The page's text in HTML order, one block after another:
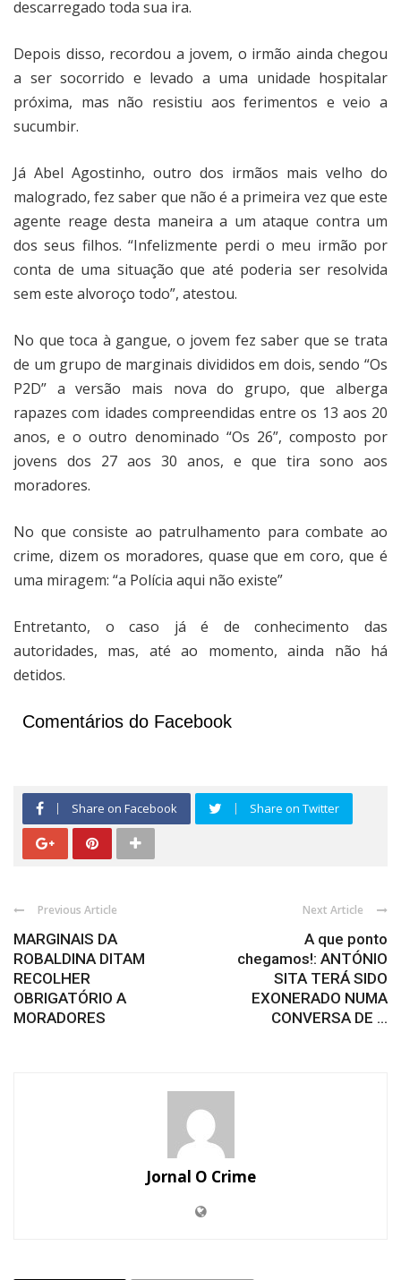
descarregado toda sua ira.
Depois disso, recordou a jovem, o irmão ainda chegou
a ser socorrido e levado a uma unidade hospitalar
próxima, mas não resistiu aos ferimentos e veio a
sucumbir.
Já Abel Agostinho, outro dos irmãos mais velho do
malogrado, fez saber que não é a primeira vez que este
agente reage desta maneira a um ataque contra um
dos seus filhos. “Infelizmente perdi o meu irmão por
conta de uma situação que até poderia ser resolvida
sem este alvoroço todo”, atestou.
No que toca à gangue, o jovem fez saber que se trata
de um grupo de marginais divididos em dois, sendo “Os
P2D” a versão mais nova do grupo, que alberga
rapazes com idades compreendidas entre os 13 aos 20
anos, e o outro denominado “Os 26”, composto por
jovens dos 27 aos 30 anos, e que tira sono aos
moradores.
No que consiste ao patrulhamento para combate ao
crime, dizem os moradores, quase que em coro, que é
uma miragem: “a Polícia aqui não existe”
Entretanto, o caso já é de conhecimento das
autoridades, mas, até ao momento, ainda não há
detidos.
Comentários do Facebook
Share on Facebook Share on Twitter
Previous Article
MARGINAIS DA
ROBALDINA DITAM
RECOLHER
OBRIGATÓRIO A
MORADORES
Next Article
A que ponto
chegamos!: ANTÓNIO
SITA TERÁ SIDO
EXONERADO NUMA
CONVERSA DE ...
Jornal O Crime